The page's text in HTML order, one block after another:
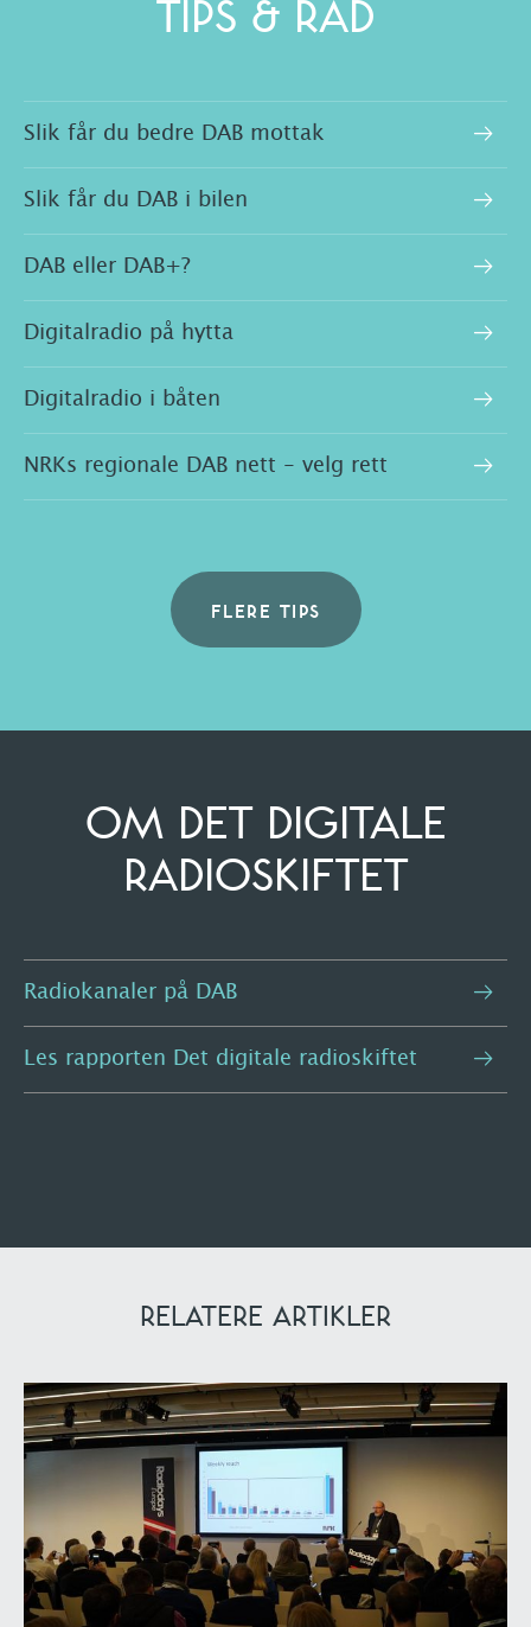
TIPS & RÅD
Slik får du bedre DAB mottak
Slik får du DAB i bilen
DAB eller DAB+?
Digitalradio på hytta
Digitalradio i båten
NRKs regionale DAB nett - velg rett
FLERE TIPS
OM DET DIGITALE
RADIOSKIFTET
Radiokanaler på DAB
Les rapporten Det digitale radioskiftet
RELATERE ARTIKLER